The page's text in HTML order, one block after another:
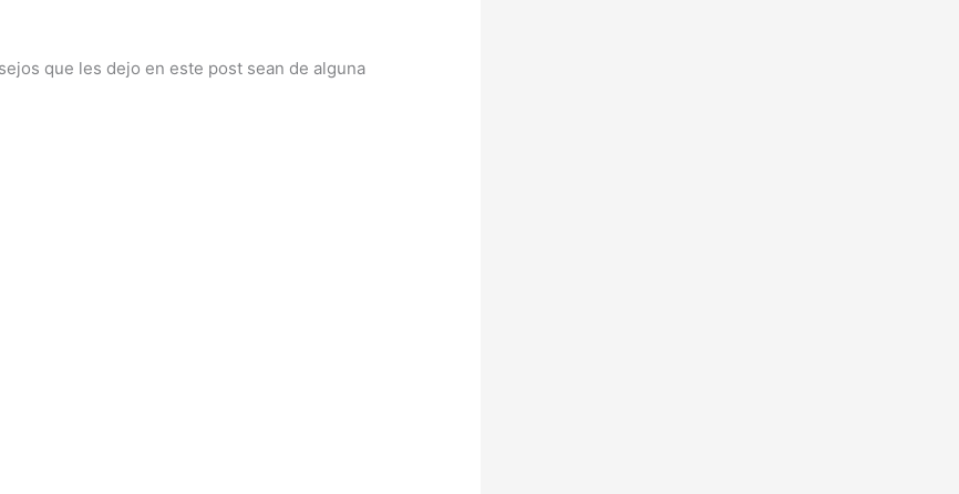
que les dejo en este post sean de alguna